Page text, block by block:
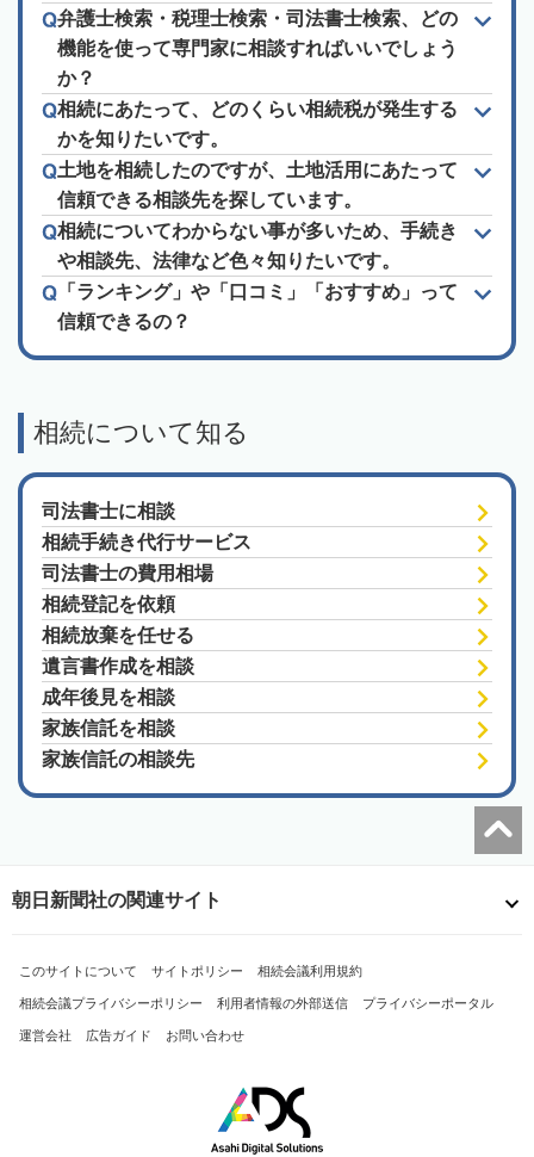
弁護士検索・税理士検索・司法書士検索、どの
機能を使って専門家に相談すればいいでしょう
か？
相続にあたって、どのくらい相続税が発生する
かを知りたいです。
土地を相続したのですが、土地活用にあたって
信頼できる相談先を探しています。
相続についてわからない事が多いため、手続き
や相談先、法律など色々知りたいです。
「ランキング」や「口コミ」「おすすめ」って
信頼できるの？
相続について知る
司法書士に相談
相続手続き代行サービス
司法書士の費用相場
相続登記を依頼
相続放棄を任せる
遺言書作成を相談
成年後見を相談
家族信託を相談
家族信託の相談先
朝日新聞社の関連サイト
このサイトについて サイトポリシー 相続会議利用規約
相続会議プライバシーポリシー 利用者情報の外部送信 プライバシーポータル
運営会社 広告ガイド お問い合わせ